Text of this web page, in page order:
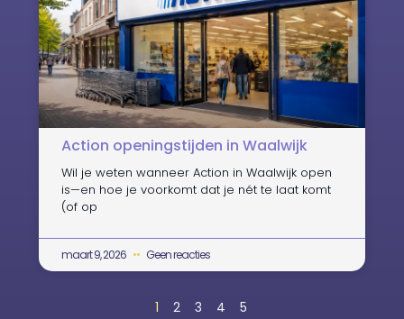
Action openingstijden in Waalwijk
Wil je weten wanneer Action in Waalwijk open
is—en hoe je voorkomt dat je nét te laat komt
(of op
maart 9, 2026 Geen reacties
1 2 3 4 5